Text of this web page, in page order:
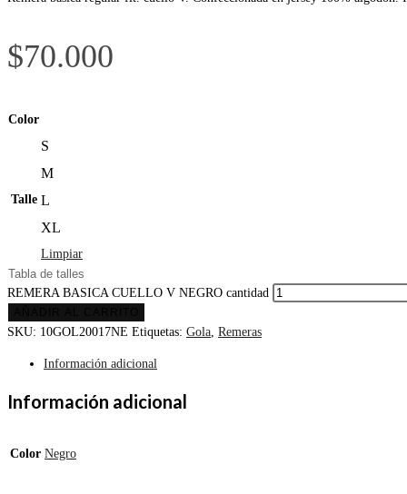
$70.000
Color
Talle
S
M
L
XL
Limpiar
Tabla de talles
REMERA BASICA CUELLO V NEGRO cantidad
SKU: 10GOL20017NE Etiquetas: Gola, Remeras
Información adicional
Información adicional
Color Negro